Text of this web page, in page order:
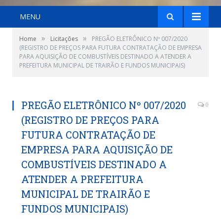
MENU
Home » Licitações »
PREGÃO ELETRÔNICO Nº 007/2020
(REGISTRO DE PREÇOS PARA FUTURA CONTRATAÇÃO DE EMPRESA
PARA AQUISIÇÃO DE COMBUSTÍVEIS DESTINADO A ATENDER A
PREFEITURA MUNICIPAL DE TRAIRÃO E FUNDOS MUNICIPAIS)
PREGÃO ELETRÔNICO Nº 007/2020
(REGISTRO DE PREÇOS PARA
FUTURA CONTRATAÇÃO DE
EMPRESA PARA AQUISIÇÃO DE
COMBUSTÍVEIS DESTINADO A
ATENDER A PREFEITURA
MUNICIPAL DE TRAIRÃO E
FUNDOS MUNICIPAIS)
0